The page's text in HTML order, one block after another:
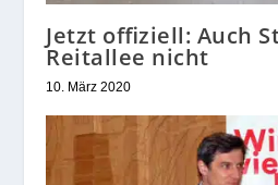
Jetzt offiziell: Auch
Reitallee nicht
10. März 2020